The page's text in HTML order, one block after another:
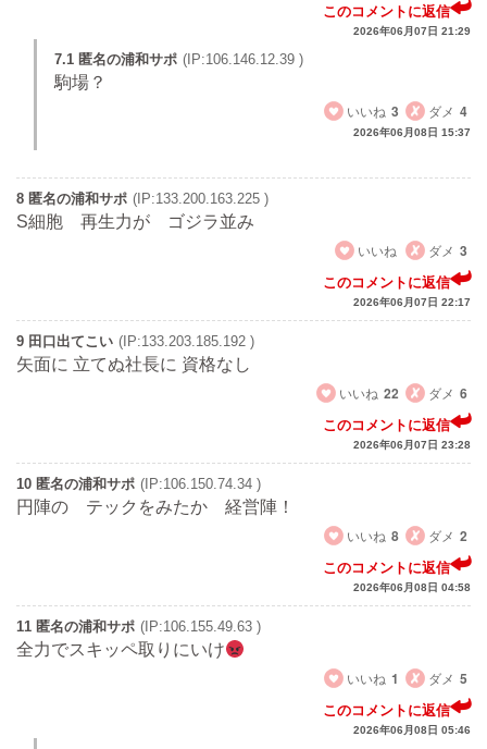
このコメントに返信
2026年06月07日 21:29
7.1 匿名の浦和サポ (IP:106.146.12.39 )
駒場？
いいね 3 ダメ 4
2026年06月08日 15:37
8 匿名の浦和サポ (IP:133.200.163.225 )
S細胞 再生力が ゴジラ並み
いいね
ダメ 3
このコメントに返信
2026年06月07日 22:17
9 田口出てこい (IP:133.203.185.192 )
矢面に 立てぬ社長に 資格なし
いいね 22 ダメ 6
このコメントに返信
2026年06月07日 23:28
10 匿名の浦和サポ (IP:106.150.74.34 )
円陣の テックをみたか 経営陣！
いいね 8 ダメ 2
このコメントに返信
2026年06月08日 04:58
11 匿名の浦和サポ (IP:106.155.49.63 )
全力でスキッペ取りにいけ
いいね 1 ダメ 5
このコメントに返信
2026年06月08日 05:46